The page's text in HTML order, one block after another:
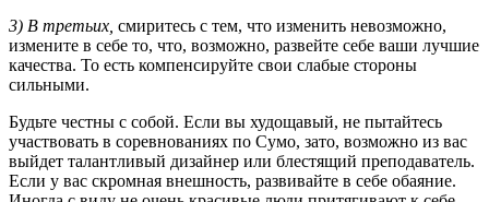
3) В третьих, смиритесь с тем, что изменить невозможно,
измените в себе то, что, возможно, развейте себе ваши лучшие
качества. То есть компенсируйте свои слабые стороны
сильными.
Будьте честны с собой. Если вы худощавый, не пытайтесь
участвовать в соревнованиях по Сумо, зато, возможно из вас
выйдет талантливый дизайнер или блестящий преподаватель.
Если у вас скромная внешность, развивайте в себе обаяние.